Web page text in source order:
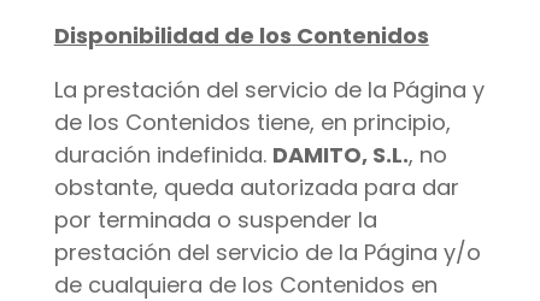
Disponibilidad de los Contenidos
La prestación del servicio de la Página y
de los Contenidos tiene, en principio,
duración indefinida. DAMITO, S.L., no
obstante, queda autorizada para dar
por terminada o suspender la
prestación del servicio de la Página y/o
de cualquiera de los Contenidos en